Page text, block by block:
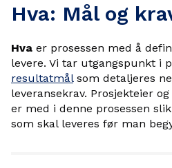
Hva: Mål og
Hva er prosessen med å
levere. Vi tar utgangspunkt i
resultatmålsom detaljeres
leveransekrav. Prosjekteier
er med i denne prosessen
som skal leveres før man